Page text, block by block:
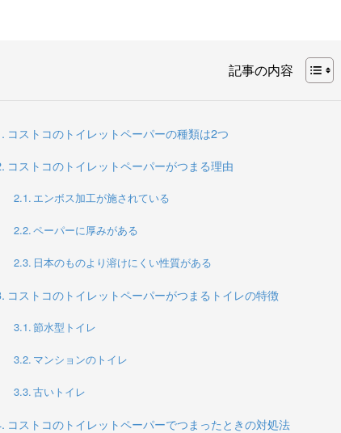
記事の内容
コストコのトイレットペーパーの種類は2つ
コストコのトイレットペーパーがつまる理由
エンボス加工が施されている
ペーパーに厚みがある
日本のものより溶けにくい性質がある
コストコのトイレットペーパーがつまるトイレの特徴
節水型トイレ
マンションのトイレ
古いトイレ
コストコのトイレットペーパーでつまったときの対処法